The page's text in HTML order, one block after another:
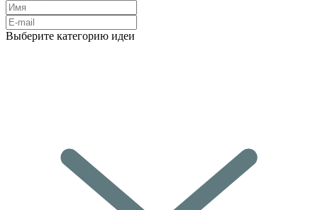
Выберите категорию идеи